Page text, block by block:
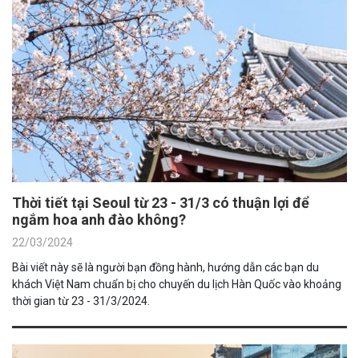
Thời tiết tại Seoul từ 23 - 31/3 có thuận lợi để
ngắm hoa anh đào không?
22/03/2024
Bài viết này sẽ là người bạn đồng hành, hướng dẫn các bạn du
khách Việt Nam chuẩn bị cho chuyến du lịch Hàn Quốc vào khoảng
thời gian từ 23 - 31/3/2024.